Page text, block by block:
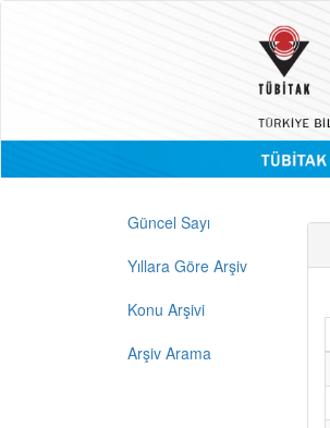
Güncel Sayı
Yıllara Göre Arşiv
Konu Arşivi
Arşiv Arama